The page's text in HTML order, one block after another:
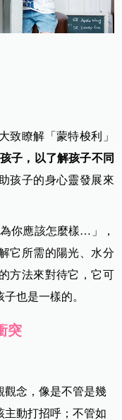
致瞭解「蒙特梭利」
子，以了解孩子不同
孩子的身心靈發展來
你應該怎麼樣…」，
它所需的陽光、水分
方法來對待它，它可
也是一樣的。
突
觀念，像是不管是幾
主動打招呼；不管如